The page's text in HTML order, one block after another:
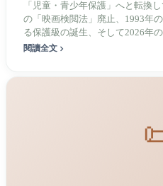
「児童・青少年保護」へと転換
の「映画検閲法」廃止、1993年
る保護級の誕生、そして2026年
で、本稿は観映の権利と社会的
閱讀全文